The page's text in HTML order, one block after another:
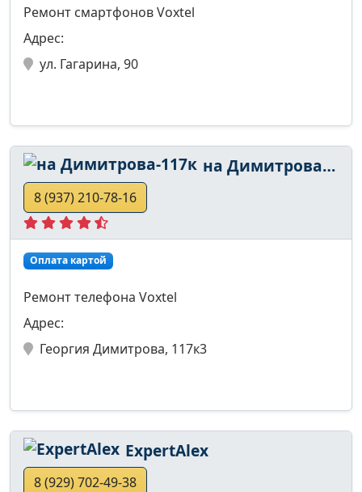
Ремонт смартфонов Voxtel
Адрес:
ул. Гагарина, 90
на Димитрова-117к
8 (937) 210-78-16
Оплата картой
Ремонт телефона Voxtel
Адрес:
Георгия Димитрова, 117к3
ExpertAlex
8 (929) 702-49-38